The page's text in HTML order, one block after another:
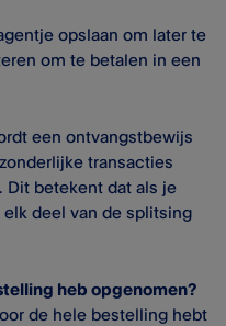
opslaan om later te
om te betalen in een
een ontvangstbewijs
transacties
Dit betekent dat als je
deel van de splitsing
heb opgenomen?
de hele bestelling hebt